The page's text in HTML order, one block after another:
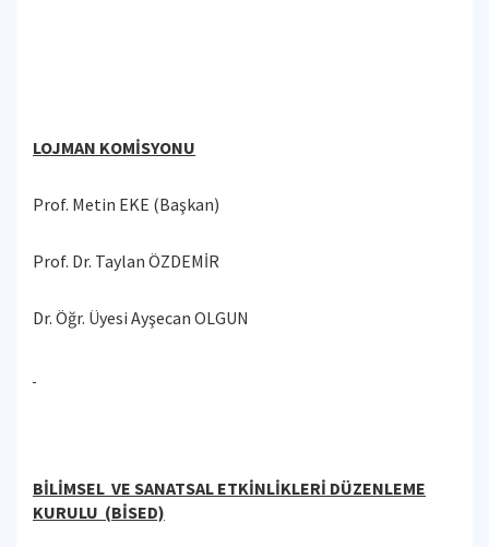
LOJMAN KOMİSYONU
Prof. Metin EKE (Başkan)
Prof. Dr. Taylan ÖZDEMİR
Dr. Öğr. Üyesi Ayşecan OLGUN
BİLİMSEL VE SANATSAL ETKİNLİKLERİ DÜZENLEME
KURULU (BİSED)